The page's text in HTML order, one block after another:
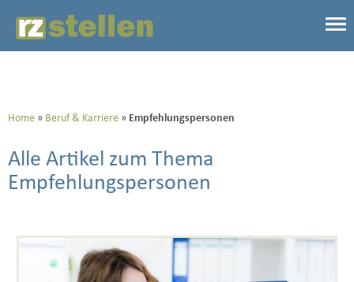
Home Beruf & Karriere Empfehlungspersonen
Alle Artikel zum Thema
Empfehlungspersonen